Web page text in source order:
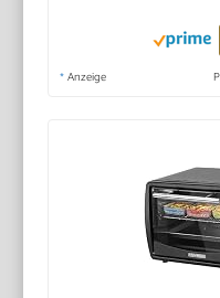
* Anzeige